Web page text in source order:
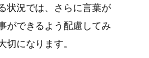
状況では、さらに言葉が
ができるよう配慮してみ
になります。